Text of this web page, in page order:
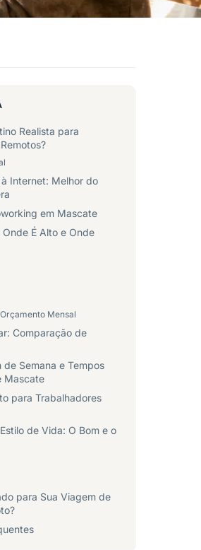
Realista para
Internet: Melhor do
em Mascate
É Alto e Onde
Mensal
Comparação de
de Semana e Tempos
Mascate
para Trabalhadores
de Vida: O Bom e o
para Sua Viagem de